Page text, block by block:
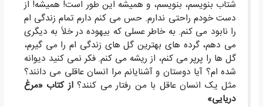
شتاب بنویسم، بنویسم، و هميشه این طور است! همیشه! از
دست خودم راحتی ندارم. حس می کنم دارم تمام زندگی ام
را نابود می کنم. به خاطر عسلی که بیهوده در خلاً به دیگری
می دهم، گرده های بهترین گل های زندگی ام را می گیرم،
گل ها را پرپر می کنم، از ریشه می کنم. فکر نمی کنید دیوانه
شده ام؟ آیا دوستان و آشنایانم مرا انسان عاقلی می دانند؟
مثل یک انسان عاقل با من رفتار می کنند؟از کتاب «مرغ
دریایی»